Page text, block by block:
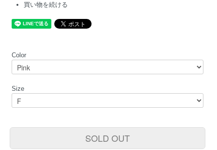
買い物を続ける
Color
Size
SOLD OUT